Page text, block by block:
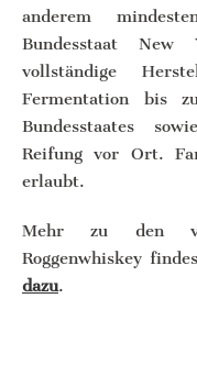
anderem
Bundesstaat New
vollständige
Fermentation bis
Bundesstaates
Reifung vor Ort.
erlaubt.
Mehr zu den
Roggenwhiskey
dazu.